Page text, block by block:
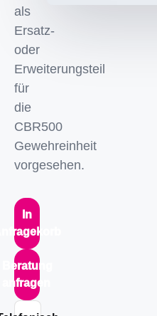
als
Ersatz-
oder
Erweiterungsteil
für
die
CBR500
Gewehreinheit
vorgesehen.
In
Beratung
anfragen